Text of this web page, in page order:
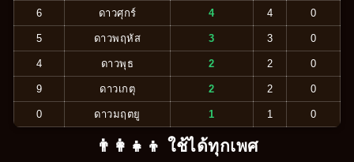
6 ดาวศุกร์ 4 4 0
5 ดาวพฤหัส 3 3 0
4 ดาวพุธ 2 2 0
9 ดาวเกตุ 2 2 0
0 ดาวมฤตยู 1 1 0
👨‍👩‍👧‍👦 ใช้ได้ทุกเพศ